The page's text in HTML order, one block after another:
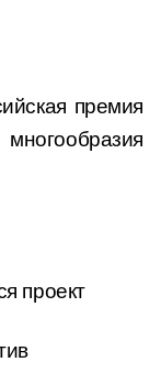
премия
проект